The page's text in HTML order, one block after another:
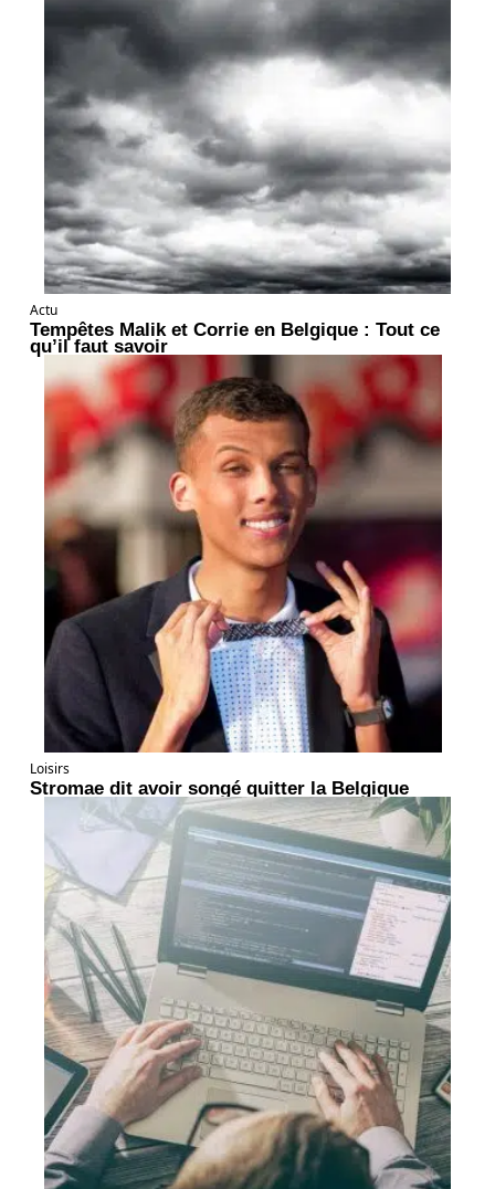
Actu
Tempêtes Malik et Corrie en Belgique : Tout ce
qu’il faut savoir
Loisirs
Stromae dit avoir songé quitter la Belgique